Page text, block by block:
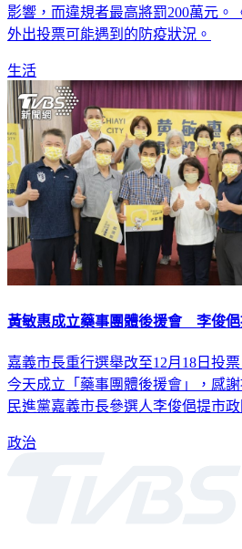
影響，而違規者最高將罰200萬元。
外出投票可能遇到的防疫狀況。
生活
黃敏惠成立藥事團體後援會 李俊俋
嘉義市長重行選舉改至12月18日投
今天成立「藥事團體後援會」，感
民進黨嘉義市長參選人李俊俋提市政
政治